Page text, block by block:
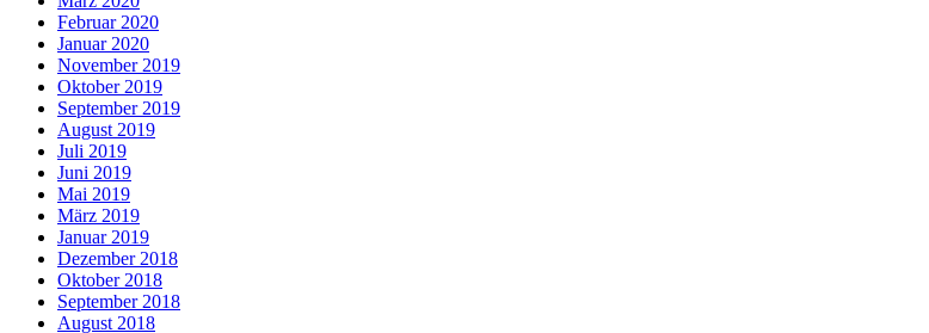
Februar 2020
Januar 2020
November 2019
Oktober 2019
September 2019
August 2019
Juli 2019
Juni 2019
Mai 2019
März 2019
Januar 2019
Dezember 2018
Oktober 2018
September 2018
August 2018